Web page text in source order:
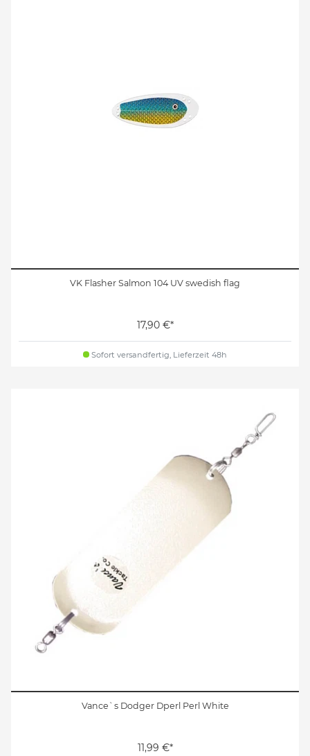
VK Flasher Salmon 104 UV swedish flag
17,90 €*
Sofort versandfertig, Lieferzeit 48h
Vance`s Dodger Dperl Perl White
11,99 €*